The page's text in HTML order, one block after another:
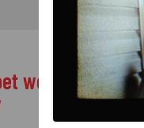
weten over De